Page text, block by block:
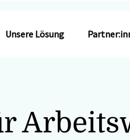
Unsere Lösung